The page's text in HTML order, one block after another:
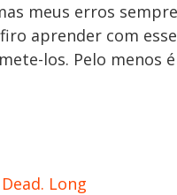
meus erros
aprender com
los. Pelo menos
Long